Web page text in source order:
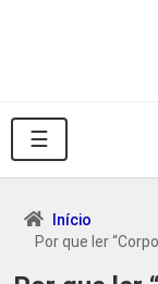
☰
Início
Por que ler